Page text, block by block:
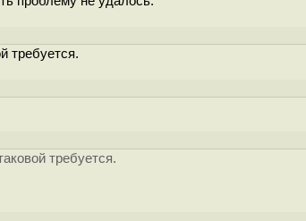
требуется.
требуется.